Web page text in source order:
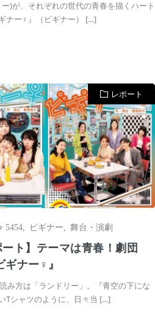
)が、それぞれの世代の青春を描くハート
ナー♀』（ビギナー） […]
レポート
5454 ビギナー 舞台・演劇
ート】テーマは青春！劇団
ナー♀』
み方は「ランドリー」。『青空の下にな
Tシャツのように、日々当 […]